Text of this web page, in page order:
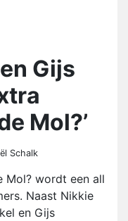
Gijs
Mol?’
Schalk
Mol? wordt een all
Naast Nikkie
en Gijs